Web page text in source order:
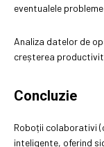
eventualele
Analiza datelor de
creșterea
Concluzie
Roboții colaborativi
inteligente, oferind